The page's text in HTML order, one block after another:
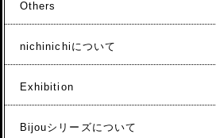
Others
nichinichiについて
Exhibition
Bijouシリーズについて